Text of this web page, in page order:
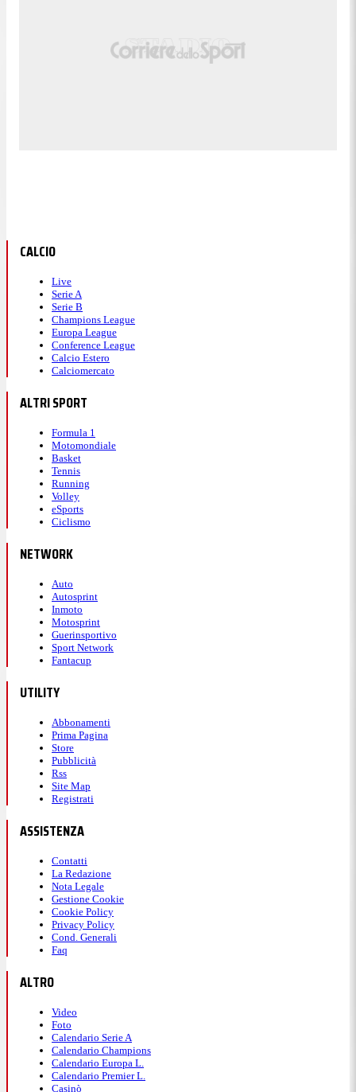
CALCIO
Live
Serie A
Serie B
Champions League
Europa League
Conference League
Calcio Estero
Calciomercato
ALTRI SPORT
Formula 1
Motomondiale
Basket
Tennis
Running
Volley
eSports
Ciclismo
NETWORK
Auto
Autosprint
Inmoto
Motosprint
Guerinsportivo
Sport Network
Fantacup
UTILITY
Abbonamenti
Prima Pagina
Store
Pubblicità
Rss
Site Map
Registrati
ASSISTENZA
Contatti
La Redazione
Nota Legale
Gestione Cookie
Cookie Policy
Privacy Policy
Cond. Generali
Faq
ALTRO
Video
Foto
Calendario Serie A
Calendario Champions
Calendario Europa L.
Calendario Premier L.
Casinò